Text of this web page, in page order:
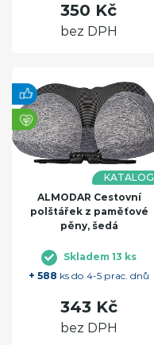
350 Kč
bez DPH
KATALOG
ALMODAR Cestovní
polštářek z paměťové
pěny, šedá
Skladem 13 ks
+ 588 ks do 4-5 prac. dnů
343 Kč
bez DPH